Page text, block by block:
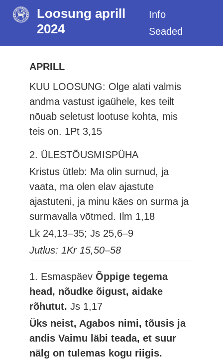
Loosung aprill
2024
Info
Seaded
APRILL
KUU LOOSUNG: Olge alati valmis
andma vastust igaühele, kes teilt
nõuab seletust lootuse kohta, mis
teis on. 1Pt 3,15
2. ÜLESTÕUSMISPÜHA
Kristus ütleb: Ma olin surnud, ja
vaata, ma olen elav ajastute
ajastuteni, ja minu käes on surma ja
surmavalla võtmed. Ilm 1,18
Lk 24,13–35; Js 25,6–9
Jutlus: 1Kr 15,50–58
1. EsmaspäevÕppige tegema
head, nõudke õigust, aidake
rõhutut.Js 1,17
Üks neist, Agabos nimi, tõusis ja
andis Vaimu läbi teada, et suur
nälg on tulemas kogu riigis.